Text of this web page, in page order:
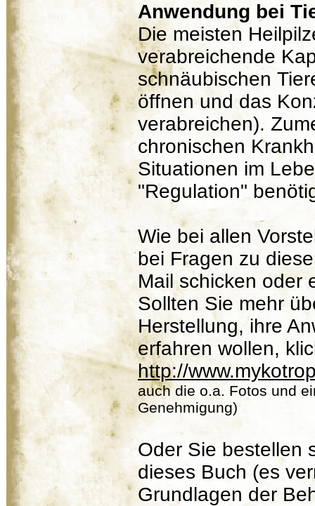
Anwendung bei
Die meisten
verabreichende
schnäubischen
öffnen und das
verabreichen).
chronischen
Situationen im
"Regulation"
Wie bei allen
bei Fragen zu
Mail schicken oder
Sollten Sie mehr
Herstellung, ihre
erfahren wollen,
http://
auch die o.a. Fotos und
Genehmigung)
Oder Sie bestellen
dieses Buch (es
Grundlagen der